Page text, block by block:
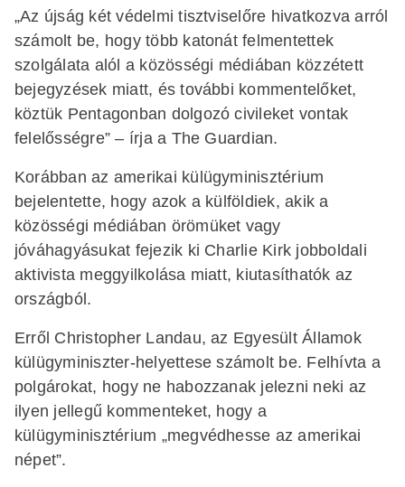
„Az újság két védelmi tisztviselőre hivatkozva arról
számolt be, hogy több katonát felmentettek
szolgálata alól a közösségi médiában közzétett
bejegyzések miatt, és további kommentelőket,
köztük Pentagonban dolgozó civileket vontak
felelősségre” – írja a The Guardian.
Korábban az amerikai külügyminisztérium
bejelentette, hogy azok a külföldiek, akik a
közösségi médiában örömüket vagy
jóváhagyásukat fejezik ki Charlie Kirk jobboldali
aktivista meggyilkolása miatt, kiutasíthatók az
országból.
Erről Christopher Landau, az Egyesült Államok
külügyminiszter-helyettese számolt be. Felhívta a
polgárokat, hogy ne habozzanak jelezni neki az
ilyen jellegű kommenteket, hogy a
külügyminisztérium „megvédhesse az amerikai
népet”.